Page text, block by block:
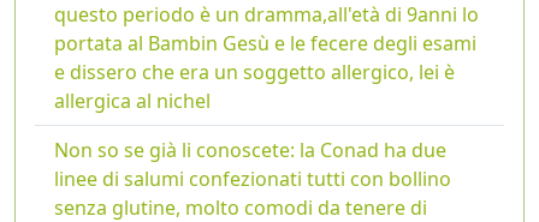
questo periodo è un dramma,all'età di 9anni lo
portata al Bambin Gesù e le fecere degli esami
e dissero che era un soggetto allergico, lei è
allergica al nichel
Non so se già li conoscete: la Conad ha due
linee di salumi confezionati tutti con bollino
senza glutine, molto comodi da tenere di